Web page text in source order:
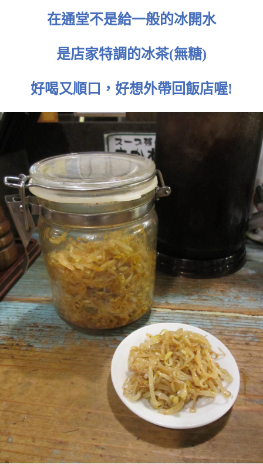
在通堂不是給一般的冰開水
是店家特調的冰茶(無糖)
好喝又順口，好想外帶回飯店喔!